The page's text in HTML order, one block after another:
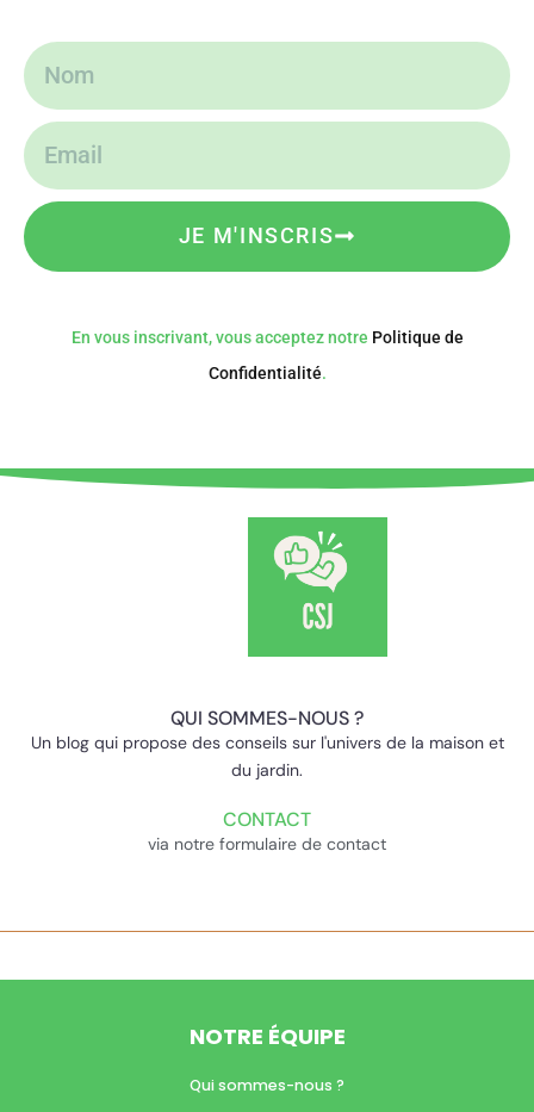
JE M'INSCRIS
En vous inscrivant, vous acceptez notre Politique de
Confidentialité.
QUI SOMMES-NOUS ?
Un blog qui propose des conseils sur l'univers de la maison et
du jardin.
CONTACT
via notre formulaire de contact
NOTRE ÉQUIPE
Qui sommes-nous ?